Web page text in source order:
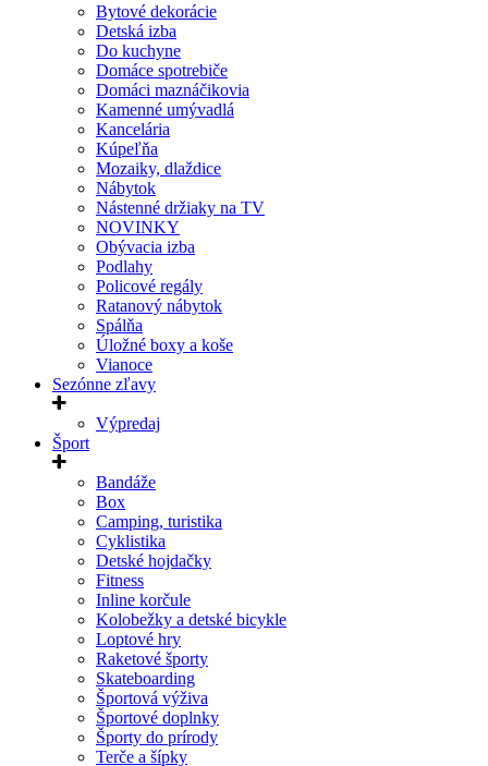
Bytové dekorácie
Detská izba
Do kuchyne
Domáce spotrebiče
Domáci maznáčikovia
Kamenné umývadlá
Kancelária
Kúpeľňa
Mozaiky, dlaždice
Nábytok
Nástenné držiaky na TV
NOVINKY
Obývacia izba
Podlahy
Policové regály
Ratanový nábytok
Spálňa
Úložné boxy a koše
Vianoce
Sezónne zľavy
Výpredaj
Šport
Bandáže
Box
Camping, turistika
Cyklistika
Detské hojdačky
Fitness
Inline korčule
Kolobežky a detské bicykle
Loptové hry
Raketové športy
Skateboarding
Športová výživa
Športové doplnky
Športy do prírody
Terče a šípky